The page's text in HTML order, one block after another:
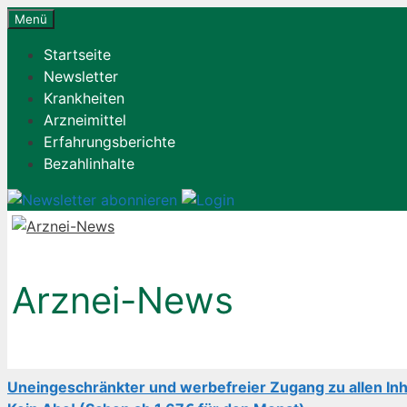
Zum
springen
Menü
Startseite
Newsletter
Krankheiten
Arzneimittel
Erfahrungsberichte
Bezahlinhalte
Arznei-News
Uneingeschränkter und werbefreier Zugang zu allen